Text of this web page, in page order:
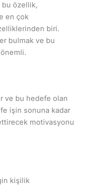
bu özellik,
en çok
biri.
bulmak ve bu
ve bu hedefe olan
işin sonuna kadar
motivasyonu
kişilik